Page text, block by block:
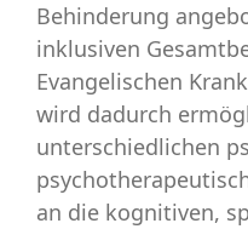
Behinderung
inklusiven
Evangelischen
wird dadurch
unterschiedlichen
an die kognitiven,